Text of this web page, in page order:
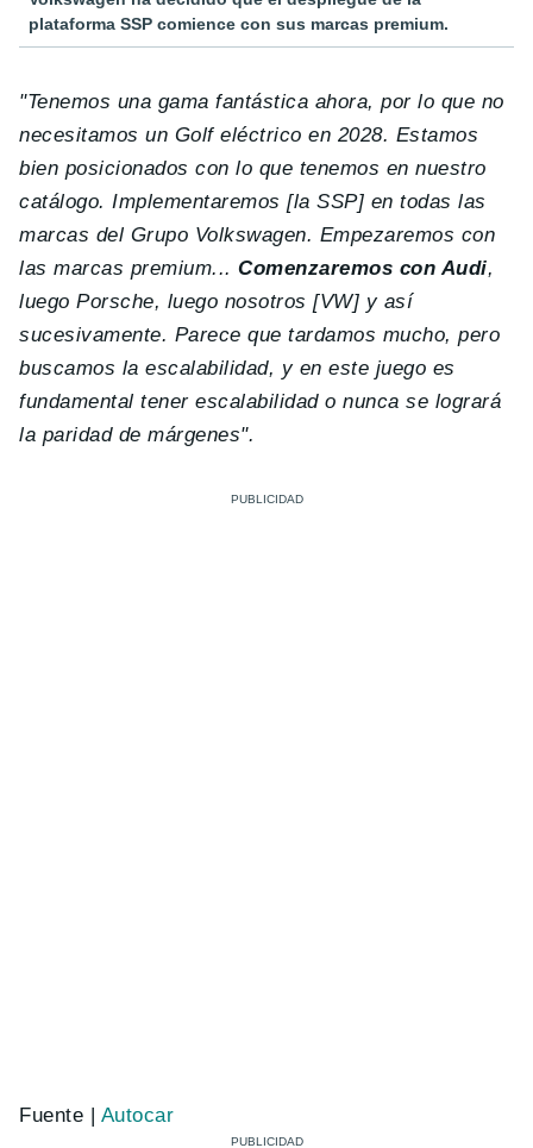
plataforma SSP comience con sus marcas premium.
" Tenemos una gama fantástica ahora, por lo que no
necesitamos un Golf eléctrico en 2028. Estamos
bien posicionados con lo que tenemos en nuestro
catálogo. Implementaremos [la SSP] en todas las
marcas del Grupo Volkswagen. Empezaremos con
las marcas premium...Comenzaremos con Audi,
luego Porsche, luego nosotros [VW] y así
sucesivamente. Parece que tardamos mucho, pero
buscamos la escalabilidad, y en este juego es
fundamental tener escalabilidad o nunca se logrará
la paridad de márgenes".
Fuente | Autocar